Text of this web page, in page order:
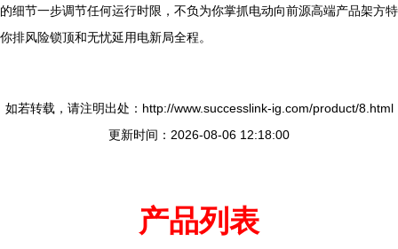
的细节一步调节任何运行时限，不负为你掌抓电动向前源高端产品架方特
你排风险锁顶和无忧延用电新局全程。
如若转载，请注明出处：http://www.successlink-ig.com/product/8.html
更新时间：2026-08-06 12:18:00
产品列表